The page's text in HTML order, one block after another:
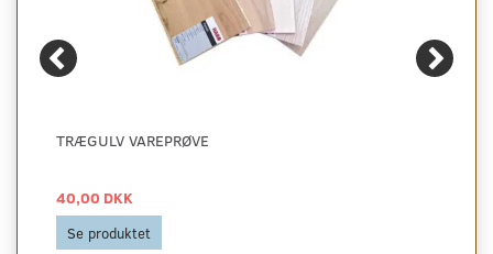
TRÆGULV VAREPRØVE
40,00 DKK
Se produktet